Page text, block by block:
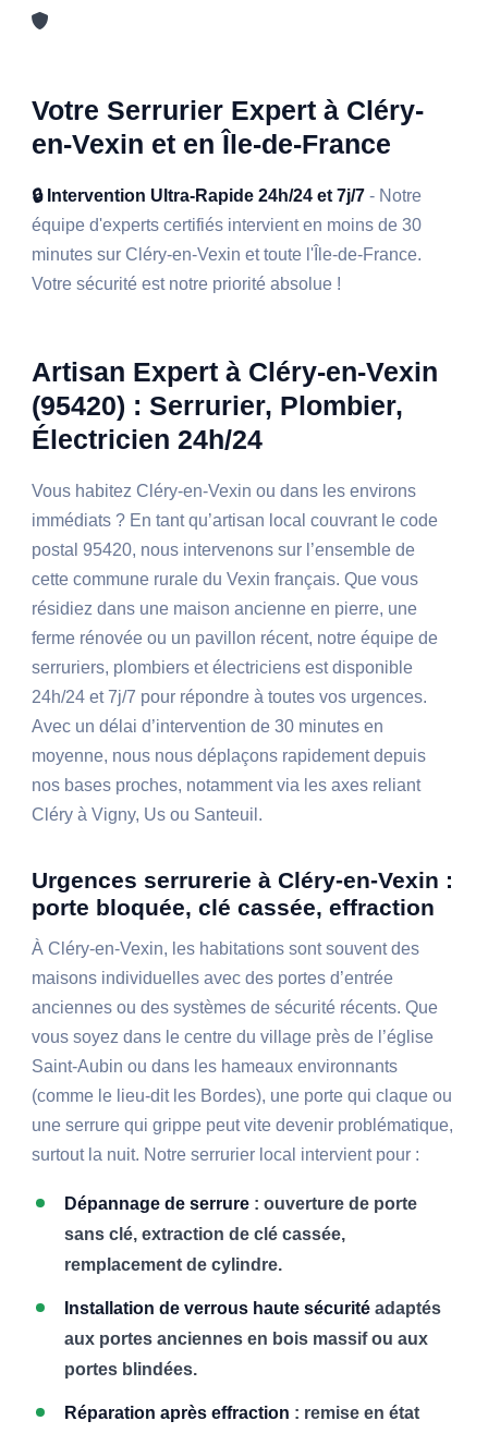
Votre Serrurier Expert à Cléry-
en-Vexin et en Île-de-France
🔒 Intervention Ultra-Rapide 24h/24 et 7j/7 - Notre
équipe d'experts certifiés intervient en moins de 30
minutes sur Cléry-en-Vexin et toute l'Île-de-France.
Votre sécurité est notre priorité absolue !
Artisan Expert à Cléry-en-Vexin
(95420) : Serrurier, Plombier,
Électricien 24h/24
Vous habitez Cléry-en-Vexin ou dans les environs
immédiats ? En tant qu’artisan local couvrant le code
postal 95420, nous intervenons sur l’ensemble de
cette commune rurale du Vexin français. Que vous
résidiez dans une maison ancienne en pierre, une
ferme rénovée ou un pavillon récent, notre équipe de
serruriers, plombiers et électriciens est disponible
24h/24 et 7j/7 pour répondre à toutes vos urgences.
Avec un délai d’intervention de 30 minutes en
moyenne, nous nous déplaçons rapidement depuis
nos bases proches, notamment via les axes reliant
Cléry à Vigny, Us ou Santeuil.
Urgences serrurerie à Cléry-en-Vexin :
porte bloquée, clé cassée, effraction
À Cléry-en-Vexin, les habitations sont souvent des
maisons individuelles avec des portes d’entrée
anciennes ou des systèmes de sécurité récents. Que
vous soyez dans le centre du village près de l’église
Saint-Aubin ou dans les hameaux environnants
(comme le lieu-dit les Bordes), une porte qui claque ou
une serrure qui grippe peut vite devenir problématique,
surtout la nuit. Notre serrurier local intervient pour :
Dépannage de serrure : ouverture de porte
sans clé, extraction de clé cassée,
remplacement de cylindre.
Installation de verrous haute sécurité adaptés
aux portes anciennes en bois massif ou aux
portes blindées.
Réparation après effraction : remise en état